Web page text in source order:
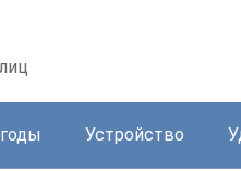
Устройство